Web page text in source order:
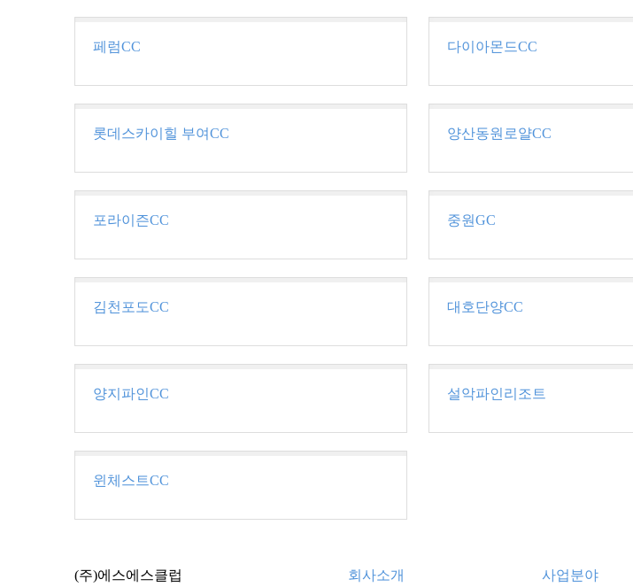
페럼CC 다이아몬드CC
롯데스카이힐 부여CC 양산동원로얄CC
포라이즌CC 중원GC
김천포도CC 대호단양CC
양지파인CC 설악파인리조트
윈체스트CC
(주)에스에스클럽 회사소개 사업분야